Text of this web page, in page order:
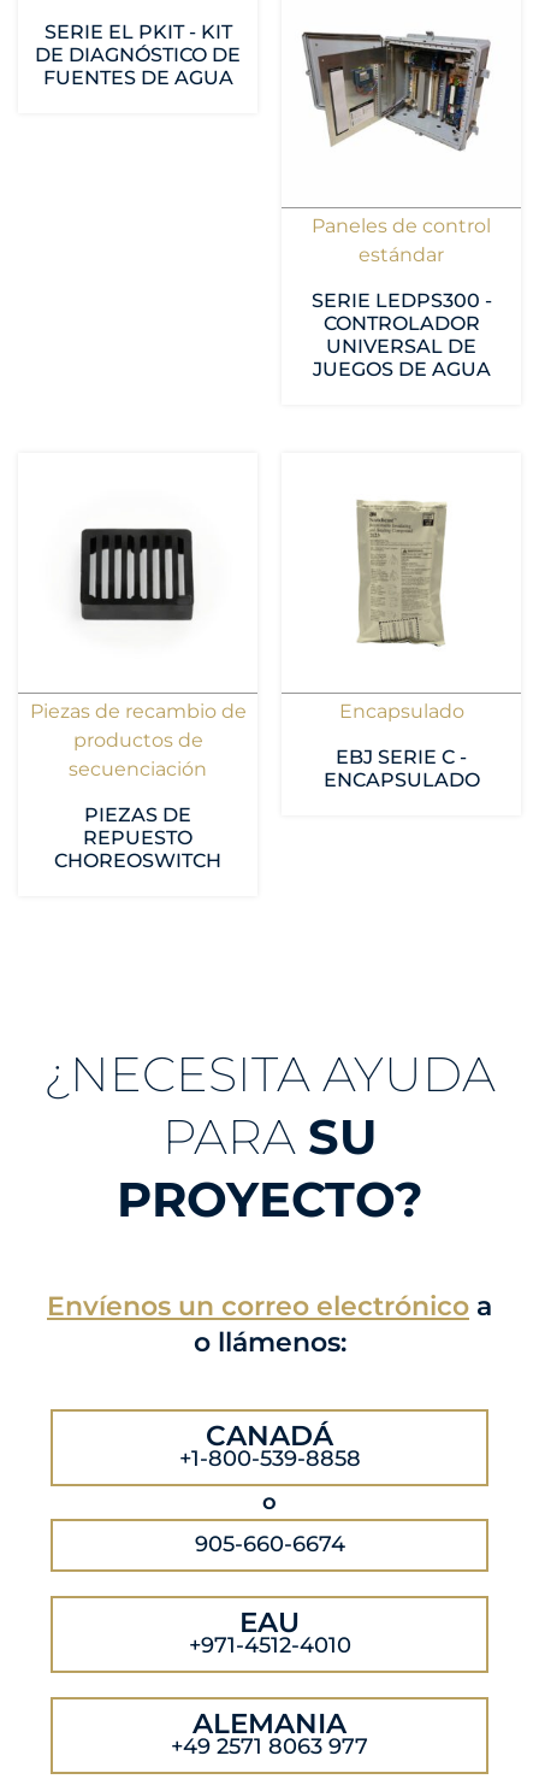
SERIE EL PKIT - KIT
DE DIAGNÓSTICO DE
FUENTES DE AGUA
Paneles de control
estándar
SERIE LEDPS300 -
CONTROLADOR
UNIVERSAL DE
JUEGOS DE AGUA
Piezas de recambio de
productos de
secuenciación
PIEZAS DE
REPUESTO
CHOREOSWITCH
Encapsulado
EBJ SERIE C -
ENCAPSULADO
¿NECESITA AYUDA
PARA SU
PROYECTO?
Envíenos un correo electrónico a
o llámenos:
CANADÁ
+1-800-539-8858
o
905-660-6674
EAU
+971-4512-4010
ALEMANIA
+49 2571 8063 977